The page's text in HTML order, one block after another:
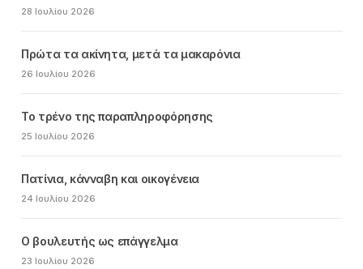
28 Ιουλίου 2026
Πρώτα τα ακίνητα, μετά τα μακαρόνια
26 Ιουλίου 2026
Το τρένο της παραπληροφόρησης
25 Ιουλίου 2026
Πατίνια, κάνναβη και οικογένεια
24 Ιουλίου 2026
Ο βουλευτής ως επάγγελμα
23 Ιουλίου 2026